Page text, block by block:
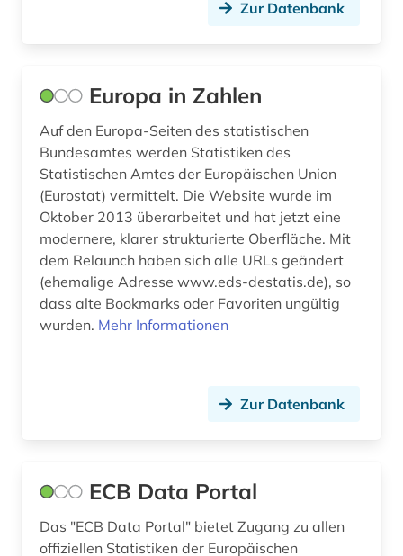
elektrizitätserzeugung (1)
elektronische zeitschrift (1)
elektronisches buch (8)
emission (1)
energie (8)
energieeffizienz (1)
energiemarkt (1)
epidemie (1)
Zur Datenbank
Europa in Zahlen
Auf den Europa-Seiten des statistischen
Bundesamtes werden Statistiken des
Statistischen Amtes der Europäischen Union
(Eurostat) vermittelt. Die Website wurde im
Oktober 2013 überarbeitet und hat jetzt eine
modernere, klarer strukturierte Oberfläche. Mit
dem Relaunch haben sich alle URLs geändert
(ehemalige Adresse www.eds-destatis.de), so
dass alte Bookmarks oder Favoriten ungültig
wurden. Mehr Informationen
Zur Datenbank
ECB Data Portal
Das "ECB Data Portal" bietet Zugang zu allen
offiziellen Statistiken der Europäischen